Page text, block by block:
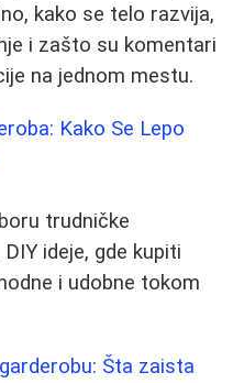
kako se telo razvija,
i zašto su komentari
na jednom mestu.
Kako Se Lepo
trudničke
ideje, gde kupiti
i udobne tokom
Šta zaista